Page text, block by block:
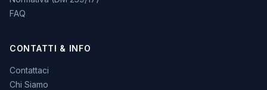
FAQ
CONTATTI & INFO
Contattaci
Chi Siamo